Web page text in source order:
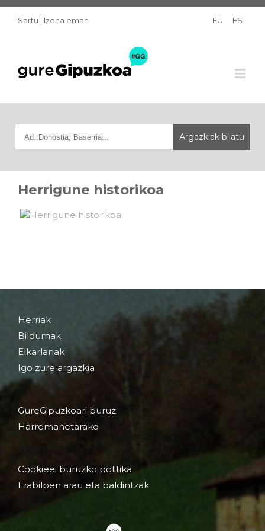
Sartu | Izena eman EU ES
Herrigune historikoa
Herriak
Bildumak
Elkarlanak
Igo zure argazkia
GureGipuzkoari buruz
Harremanetarako
Cookieei buruzko politika
Erabilpen arau eta baldintzak